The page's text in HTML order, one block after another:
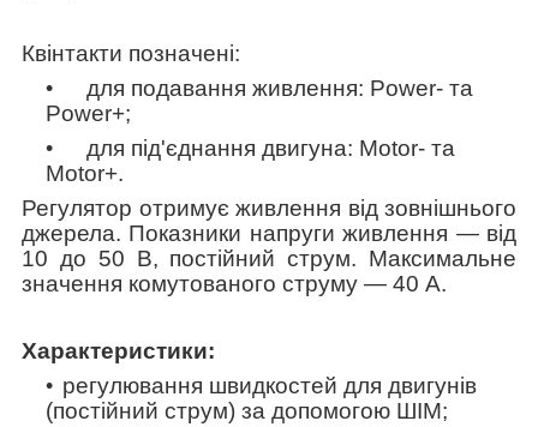
Квінтакти позначені:
для подавання живлення: Power- та
Power+;
для під'єднання двигуна: Motor- та
Motor+.
Регулятор отримує живлення від зовнішнього
джерела. Показники напруги живлення — від
10 до 50 В, постійний струм. Максимальне
значення комутованого струму — 40 А.
Характеристики:
регулювання швидкостей для двигунів
(постійний струм) за допомогою ШІМ;